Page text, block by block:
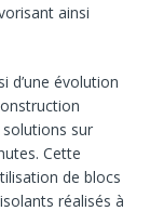
ainsi
d’une évolution
solutions sur
Cette
de blocs
réalisés à